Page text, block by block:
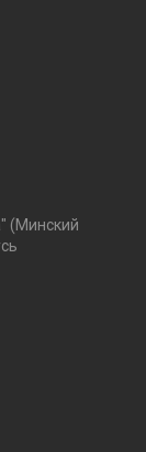
(Минский